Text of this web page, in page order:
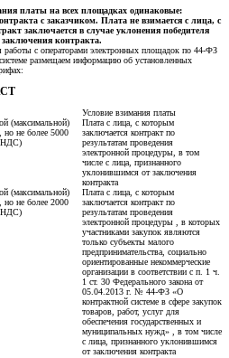
платы на всех площадках одинаковые:
с заказчиком. Плата не взимается с лица, с
заключается в случае уклонения победителя
контракта.
работы с операторами электронных площадок по 44-ФЗ
размещаем информацию об установленных
Условие взимания платы
(максимальной)
но не более 5000
НДС)
Плата с лица, с которым
заключается контракт по
результатам проведения
электронной процедуры, в том
числе с лица, признанного
уклонившимся от заключения
контракта
(максимальной)
но не более 2000
НДС)
Плата с лица, с которым
заключается контракт по
результатам проведения
электронной процедуры , в которых
участниками закупок являются
только субъекты малого
предпринимательства, социально
ориентированные некоммерческие
организации в соответствии с п. 1 ч.
1 ст. 30 Федерального закона от
05.04.2013 г. № 44-ФЗ «О
контрактной системе в сфере закупок
товаров, работ, услуг для
обеспечения государственных и
муниципальных нужд» , в том числе
с лица, признанного уклонившимся
от заключения контракта